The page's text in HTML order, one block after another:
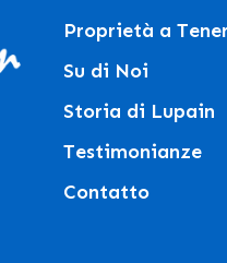
Proprietà a
Su di Noi
Storia di Lupain
Testimonianze
Contatto